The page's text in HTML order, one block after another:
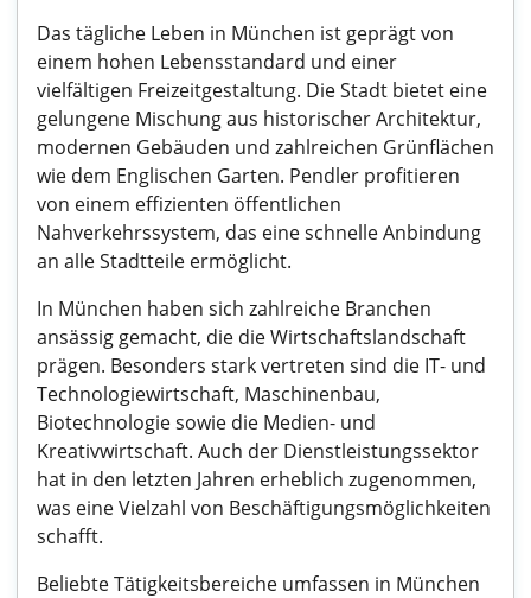
Das tägliche Leben in München ist geprägt von
einem hohen Lebensstandard und einer
vielfältigen Freizeitgestaltung. Die Stadt bietet eine
gelungene Mischung aus historischer Architektur,
modernen Gebäuden und zahlreichen Grünflächen
wie dem Englischen Garten. Pendler profitieren
von einem effizienten öffentlichen
Nahverkehrssystem, das eine schnelle Anbindung
an alle Stadtteile ermöglicht.
In München haben sich zahlreiche Branchen
ansässig gemacht, die die Wirtschaftslandschaft
prägen. Besonders stark vertreten sind die IT- und
Technologiewirtschaft, Maschinenbau,
Biotechnologie sowie die Medien- und
Kreativwirtschaft. Auch der Dienstleistungssektor
hat in den letzten Jahren erheblich zugenommen,
was eine Vielzahl von Beschäftigungsmöglichkeiten
schafft.
Beliebte Tätigkeitsbereiche umfassen in München